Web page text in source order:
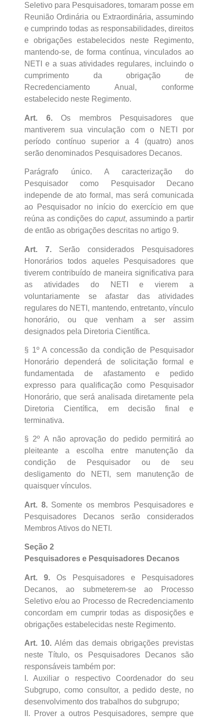
Seletivo para Pesquisadores, tomaram posse em
Reunião Ordinária ou Extraordinária, assumindo
e cumprindo todas as responsabilidades, direitos
e obrigações estabelecidos neste Regimento,
mantendo-se, de forma contínua, vinculados ao
NETI e a suas atividades regulares, incluindo o
cumprimento da obrigação de
Recredenciamento Anual, conforme
estabelecido neste Regimento.
Art. 6.Os membros Pesquisadores que
mantiverem sua vinculação com o NETI por
período contínuo superior a 4 (quatro) anos
serão denominados Pesquisadores Decanos.
Parágrafo único. A caracterização do
Pesquisador como Pesquisador Decano
independe de ato formal, mas será comunicada
ao Pesquisador no início do exercício em que
reúna as condições do caput, assumindo a partir
de então as obrigações descritas no artigo 9.
Art. 7.Serão considerados Pesquisadores
Honorários todos aqueles Pesquisadores que
tiverem contribuído de maneira significativa para
as atividades do NETI e vierem a
voluntariamente se afastar das atividades
regulares do NETI, mantendo, entretanto, vínculo
honorário, ou que venham a ser assim
designados pela Diretoria Científica.
§ 1º A concessão da condição de Pesquisador
Honorário dependerá de solicitação formal e
fundamentada de afastamento e pedido
expresso para qualificação como Pesquisador
Honorário, que será analisada diretamente pela
Diretoria Científica, em decisão final e
terminativa.
§ 2º A não aprovação do pedido permitirá ao
pleiteante a escolha entre manutenção da
condição de Pesquisador ou de seu
desligamento do NETI, sem manutenção de
quaisquer vínculos.
Art. 8.Somente os membros Pesquisadores e
Pesquisadores Decanos serão considerados
Membros Ativos do NETI.
Seção 2
Pesquisadores e Pesquisadores Decanos
Art. 9. Os Pesquisadores e Pesquisadores
Decanos, ao submeterem-se ao Processo
Seletivo e/ou ao Processo de Recredenciamento
concordam em cumprir todas as disposições e
obrigações estabelecidas neste Regimento.
Art. 10. Além das demais obrigações previstas
neste Título, os Pesquisadores Decanos são
responsáveis também por:
I. Auxiliar o respectivo Coordenador do seu
Subgrupo, como consultor, a pedido deste, no
desenvolvimento dos trabalhos do subgrupo;
II. Prover a outros Pesquisadores, sempre que